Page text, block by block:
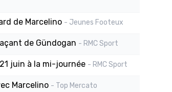
de Marcelino - Jeunes Footeux
de Gündogan - RMC Sport
juin à la mi-journée - RMC Sport
Marcelino - Top Mercato